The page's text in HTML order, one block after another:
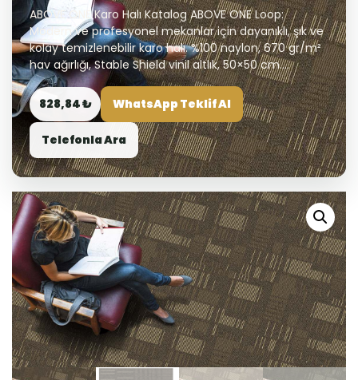
ABOVE ONE Karo Halı Katalog ABOVE ONE Loop:
Modern ve profesyonel mekanlar için dayanıklı, şık ve
kolay temizlenebilir karo halı. %100 naylon, 670 gr/m²
hav ağırlığı, Stable Shield vinil altlık, 50×50 cm....
828,84 ₺ WhatsApp Teklif Al
Telefonla Ara